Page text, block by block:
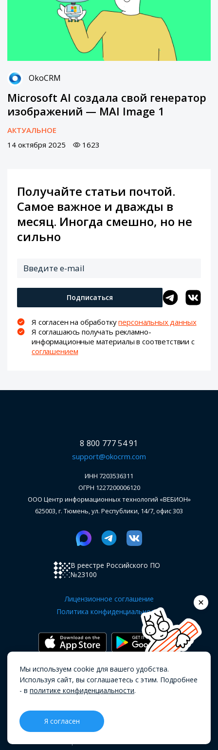
OkoCRM
Microsoft AI создала свой генератор
изображений — MAI Image 1
АКТУАЛЬНОЕ
14 октября 2025
1623
Получайте статьи почтой.
Самое важное и дважды в
месяц. Иногда смешно, но не
сильно
Подписаться
Я согласен на обработкуперсональных данных
Я соглашаюсь получать рекламно-
информационные материалы в соответствии с
соглашением
8 800 777 54 91
support@okocrm.com
ИНН 7203536311
ОГРН 1227200006120
ООО Центр информационных технологий «ВЕБИОН»
625003, г. Тюмень, ул. Республики, 14/7, офис 303
В реестре Российского ПО
№23100
Лицензионное соглашение
Политика конфиденциальности
Copyright OKOCRM © 2019 - 2026.Все
права защищены.
Мы используем cookie для вашего удобства.
Используя сайт, вы соглашаетесь с этим. Подробнее
- в политике конфиденциальности.
Я согласен